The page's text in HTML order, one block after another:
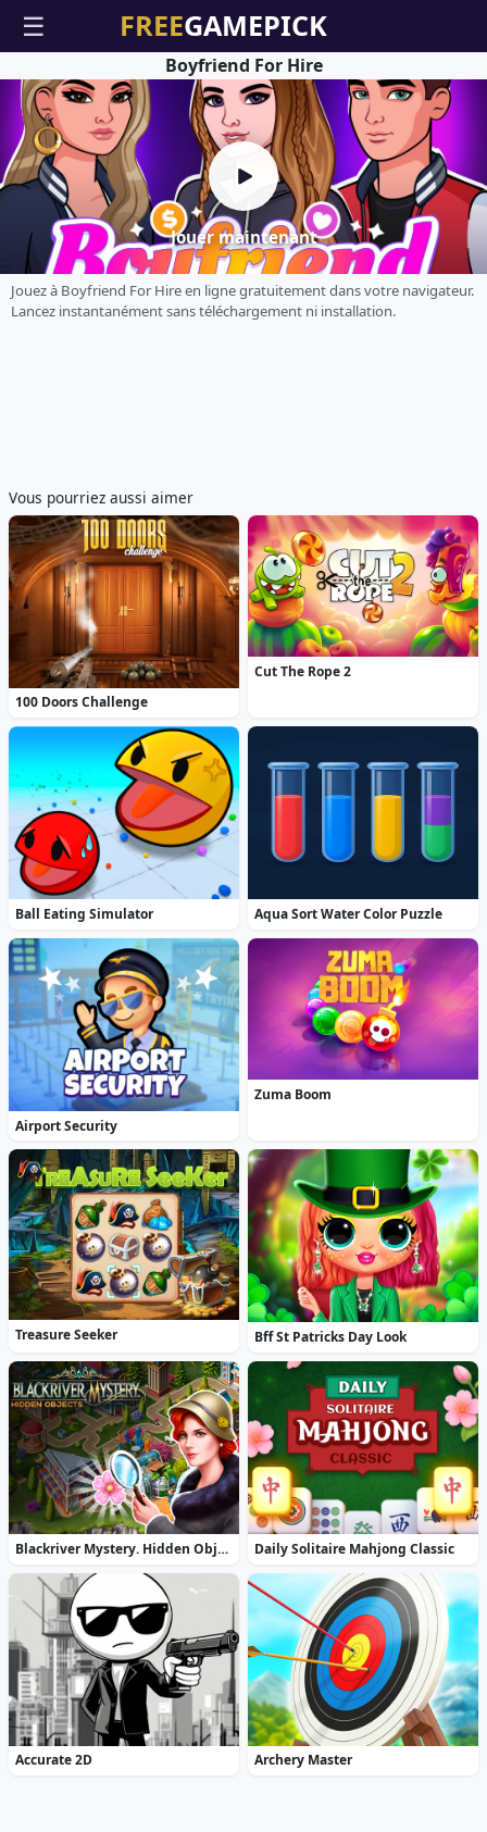
☰
Jouer maintenant
Boyfriend For Hire
Jouez à Boyfriend For Hire en ligne gratuitement dans votre navigateur.
Lancez instantanément sans téléchargement ni installation.
Vous pourriez aussi aimer
100 Doors Challenge
Cut The Rope 2
Ball Eating Simulator Aqua Sort Water Color Puzzle
Airport Security
Zuma Boom
Treasure Seeker Bff St Patricks Day Look
Blackriver Mystery. Hidden Objects Daily Solitaire Mahjong Classic
Accurate 2D Archery Master